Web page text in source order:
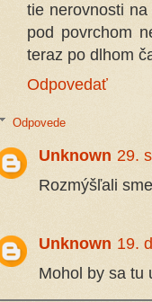
tie nerovnosti
pod povrchom
teraz po dlhom
Odpovedať
Odpovede
Unknown 29.
Rozmýšľali
Unknown 19.
Mohol by sa tu